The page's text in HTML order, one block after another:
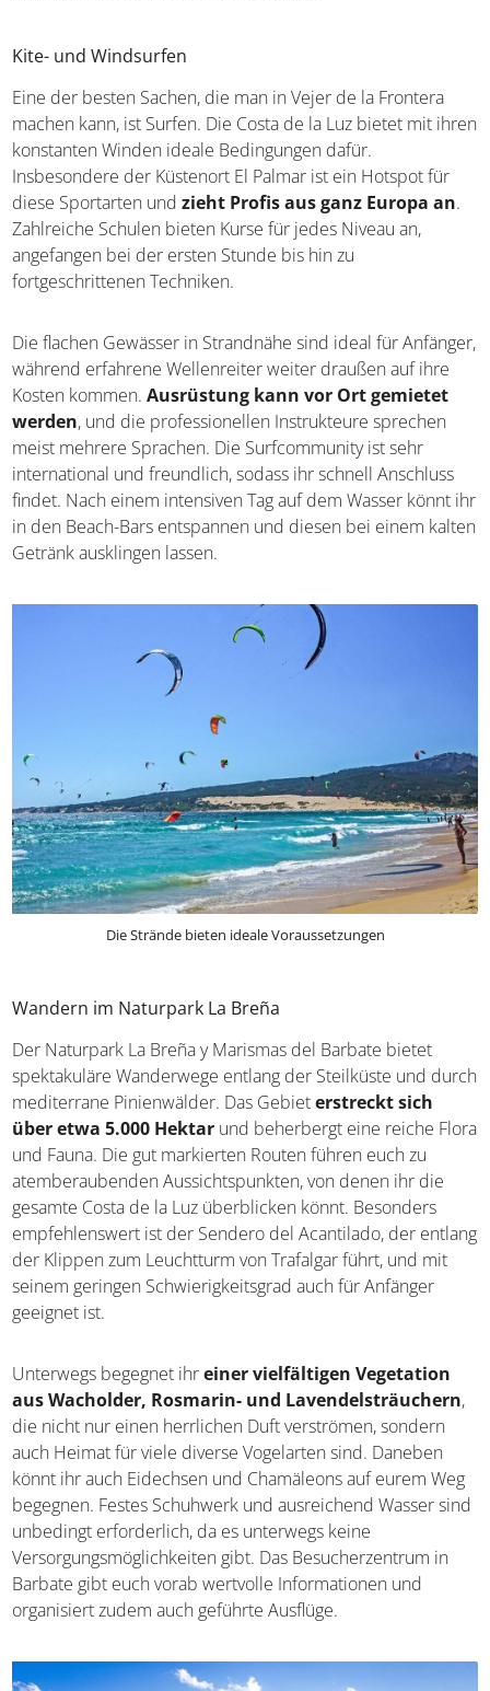
Kite- und Windsurfen
Eine der besten Sachen, die man in Vejer de la Frontera
machen kann, ist Surfen. Die Costa de la Luz bietet mit ihren
konstanten Winden ideale Bedingungen dafür.
Insbesondere der Küstenort El Palmar ist ein Hotspot für
diese Sportarten undzieht Profis aus ganz Europa an.
Zahlreiche Schulen bieten Kurse für jedes Niveau an,
angefangen bei der ersten Stunde bis hin zu
fortgeschrittenen Techniken.
Die flachen Gewässer in Strandnähe sind ideal für Anfänger,
während erfahrene Wellenreiter weiter draußen auf ihre
Kosten kommen.Ausrüstung kann vor Ort gemietet
werden, und die professionellen Instrukteure sprechen
meist mehrere Sprachen. Die Surfcommunity ist sehr
international und freundlich, sodass ihr schnell Anschluss
findet. Nach einem intensiven Tag auf dem Wasser könnt ihr
in den Beach-Bars entspannen und diesen bei einem kalten
Getränk ausklingen lassen.
Die Strände bieten ideale Voraussetzungen
Wandern im Naturpark La Breña
Der Naturpark La Breña y Marismas del Barbate bietet
spektakuläre Wanderwege entlang der Steilküste und durch
mediterrane Pinienwälder. Das Gebieterstreckt sich
über etwa 5.000 Hektar und beherbergt eine reiche Flora
und Fauna. Die gut markierten Routen führen euch zu
atemberaubenden Aussichtspunkten, von denen ihr die
gesamte Costa de la Luz überblicken könnt. Besonders
empfehlenswert ist der Sendero del Acantilado, der entlang
der Klippen zum Leuchtturm von Trafalgar führt, und mit
seinem geringen Schwierigkeitsgrad auch für Anfänger
geeignet ist.
Unterwegs begegnet ihreiner vielfältigen Vegetation
aus Wacholder, Rosmarin- und Lavendelsträuchern,
die nicht nur einen herrlichen Duft verströmen, sondern
auch Heimat für viele diverse Vogelarten sind. Daneben
könnt ihr auch Eidechsen und Chamäleons auf eurem Weg
begegnen. Festes Schuhwerk und ausreichend Wasser sind
unbedingt erforderlich, da es unterwegs keine
Versorgungsmöglichkeiten gibt. Das Besucherzentrum in
Barbate gibt euch vorab wertvolle Informationen und
organisiert zudem auch geführte Ausflüge.